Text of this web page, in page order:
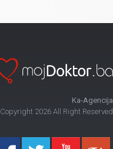
Ka-Agencija
Copyright 2026 All Right Reserved